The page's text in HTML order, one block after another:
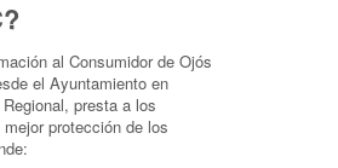
al Consumidor de Ojós
el Ayuntamiento en
presta a los
protección de los